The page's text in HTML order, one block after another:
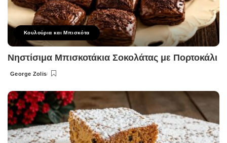
Κουλούρια και Μπισκότα
Νηστίσιμα Μπισκοτάκια Σοκολάτας με Πορτοκάλι
Posted
George Zolis